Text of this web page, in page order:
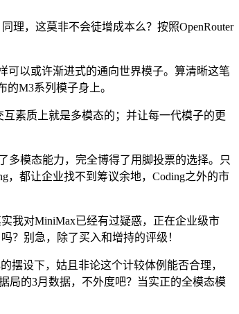
，这莫非不会徒增成本么？按照OpenRouter
以或许渐进式的通向世界模子。算清晰这笔
M3系列模子身上。
素质上就是多模态的；并让每一代模子的更
模态能力，完全博得了用脚投票的选择。只
都让企业找不到筹议余地，Coding之外的市
我对MiniMax已经有过疑惑，正在企业级市
？别急，除了买入和增持的评级！
设下，姑且非论这个计较体例能否合理，
局的3月数据，不外度吧？当实正的全模态模